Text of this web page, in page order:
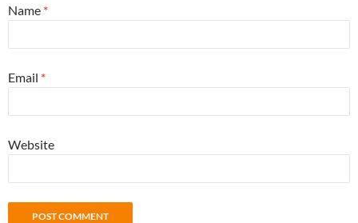
Name *
Email *
Website